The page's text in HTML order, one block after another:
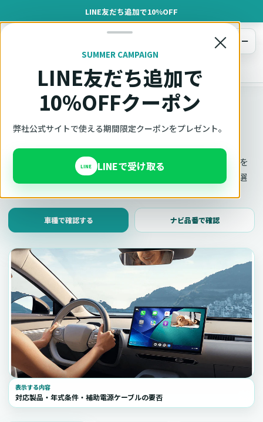
LINE友だち追加で10%OFF
×
SUMMER CAMPAIGN
LINE友だち追加で
10%OFFクーポン
弊社公式サイトで使える期間限定クーポンをプレゼント。
LINE LINEで受け取る
オットキャスト
メニュー
車種適合確認
車種適合確認
車種と年式で適合確認
Ottocast（オットキャスト）の対応製品、条件、注意事項を
このページ内で見られます。 迷った場合は、車種と年式を選
車種で確認する ナビ品番で確認
表示する内容
対応製品・年式条件・補助電源ケーブルの要否